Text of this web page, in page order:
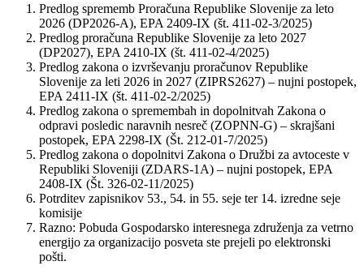
Predlog sprememb Proračuna Republike Slovenije za leto
2026 (DP2026-A), EPA 2409-IX (št. 411-02-3/2025)
Predlog proračuna Republike Slovenije za leto 2027
(DP2027), EPA 2410-IX (št. 411-02-4/2025)
Predlog zakona o izvrševanju proračunov Republike
Slovenije za leti 2026 in 2027 (ZIPRS2627) – nujni postopek,
EPA 2411-IX (št. 411-02-2/2025)
Predlog zakona o spremembah in dopolnitvah Zakona o
odpravi posledic naravnih nesreč (ZOPNN-G) – skrajšani
postopek, EPA 2298-IX (Št. 212-01-7/2025)
Predlog zakona o dopolnitvi Zakona o Družbi za avtoceste v
Republiki Sloveniji (ZDARS-1A) – nujni postopek, EPA
2408-IX (Št. 326-02-11/2025)
Potrditev zapisnikov 53., 54. in 55. seje ter 14. izredne seje
komisije
Razno: Pobuda Gospodarsko interesnega združenja za vetrno
energijo za organizacijo posveta ste prejeli po elektronski
pošti.